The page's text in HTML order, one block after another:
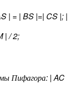
| = | BS |=| CS |; |
| / 2;
Пифагора: | AC